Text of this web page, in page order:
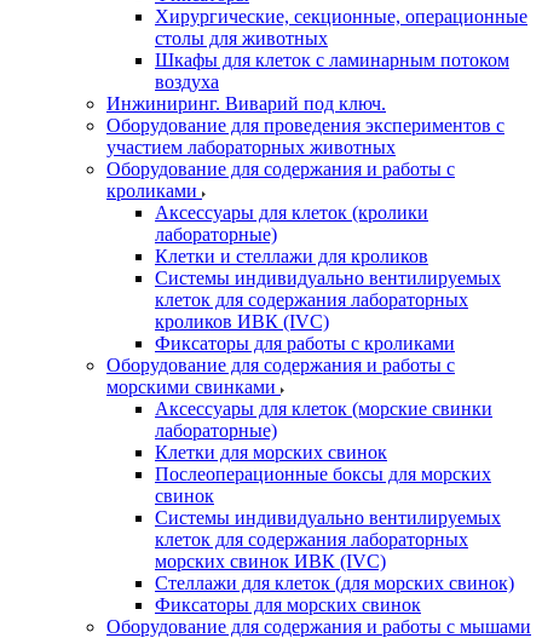
Хирургические, секционные, операционные
столы для животных
Шкафы для клеток с ламинарным потоком
воздуха
Инжиниринг. Виварий под ключ.
Оборудование для проведения экспериментов с
участием лабораторных животных
Оборудование для содержания и работы с
кроликами
Аксессуары для клеток (кролики
лабораторные)
Клетки и стеллажи для кроликов
Системы индивидуально вентилируемых
клеток для содержания лабораторных
кроликов ИВК (IVC)
Фиксаторы для работы с кроликами
Оборудование для содержания и работы с
морскими свинками
Аксессуары для клеток (морские свинки
лабораторные)
Клетки для морских свинок
Послеоперационные боксы для морских
свинок
Системы индивидуально вентилируемых
клеток для содержания лабораторных
морских свинок ИВК (IVC)
Стеллажи для клеток (для морских свинок)
Фиксаторы для морских свинок
Оборудование для содержания и работы с мышами